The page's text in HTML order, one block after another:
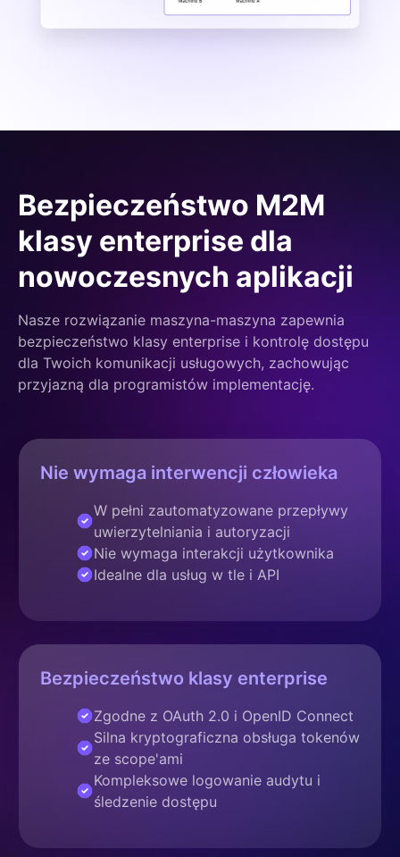
Bezpieczeństwo M2M
klasy enterprise dla
nowoczesnych aplikacji
Nasze rozwiązanie maszyna-maszyna zapewnia
bezpieczeństwo klasy enterprise i kontrolę dostępu
dla Twoich komunikacji usługowych, zachowując
przyjazną dla programistów implementację.
Nie wymaga interwencji człowieka
W pełni zautomatyzowane przepływy
uwierzytelniania i autoryzacji
Nie wymaga interakcji użytkownika
Idealne dla usług w tle i API
Bezpieczeństwo klasy enterprise
Zgodne z OAuth 2.0 i OpenID Connect
Silna kryptograficzna obsługa tokenów
ze scope'ami
Kompleksowe logowanie audytu i
śledzenie dostępu